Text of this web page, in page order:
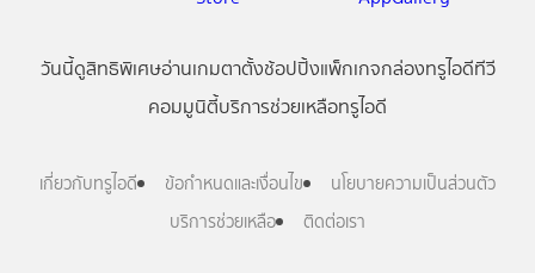
วันนี้ดูสิทธิพิเศษอ่านเกมตาตั้งช้อปปิ้งแพ็กเกจกล่องทรูไอดีทีวี
คอมมูนิตี้บริการช่วยเหลือทรูไอดี
เกี่ยวกับทรูไอดี ข้อกำหนดและเงื่อนไข
นโยบายความเป็นส่วนตัว
บริการช่วยเหลือ
ติดต่อเรา